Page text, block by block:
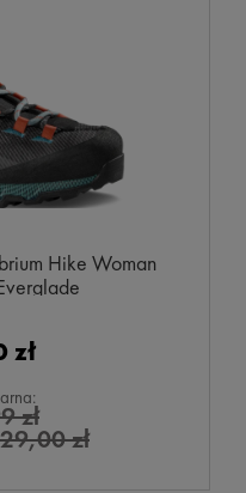
Hike Woman
zł
zł
zł